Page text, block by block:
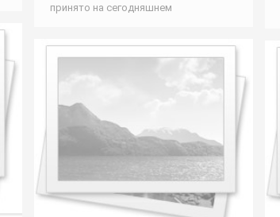
принято на сегодняшнем